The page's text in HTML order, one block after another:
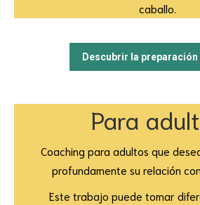
caballo.
Descubrir la preparación
Para
Coaching para adultos que
profundamente su relación
Este trabajo puede tomar